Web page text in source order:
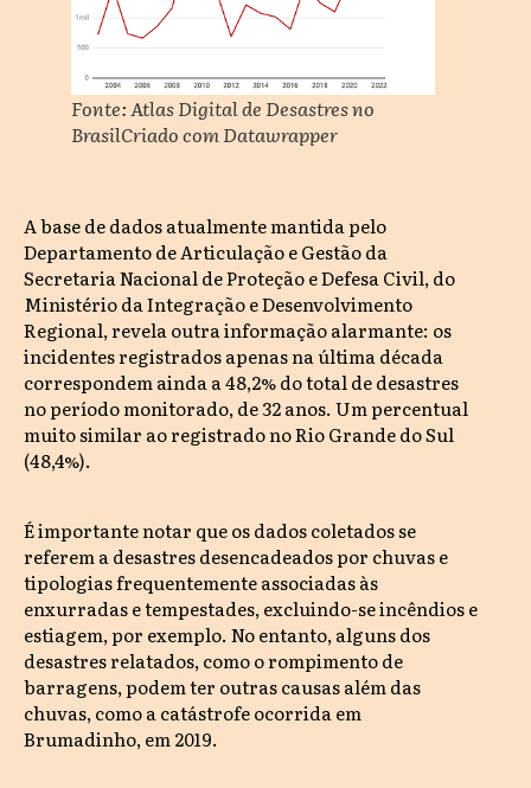
Fonte: Atlas Digital de Desastres no
BrasilCriado com Datawrapper
A base de dados atualmente mantida pelo
Departamento de Articulação e Gestão da
Secretaria Nacional de Proteção e Defesa Civil, do
Ministério da Integração e Desenvolvimento
Regional, revela outra informação alarmante: os
incidentes registrados apenas na última década
correspondem ainda a 48,2% do total de desastres
no período monitorado, de 32 anos. Um percentual
muito similar ao registrado no Rio Grande do Sul
(48,4%).
É importante notar que os dados coletados se
referem a desastres desencadeados por chuvas e
tipologias frequentemente associadas às
enxurradas e tempestades, excluindo-se incêndios e
estiagem, por exemplo. No entanto, alguns dos
desastres relatados, como o rompimento de
barragens, podem ter outras causas além das
chuvas, como a catástrofe ocorrida em
Brumadinho, em 2019.